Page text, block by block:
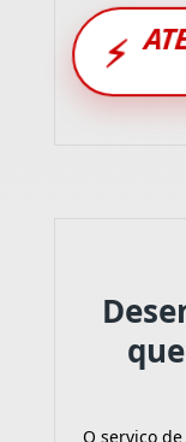
⚡
O serviço